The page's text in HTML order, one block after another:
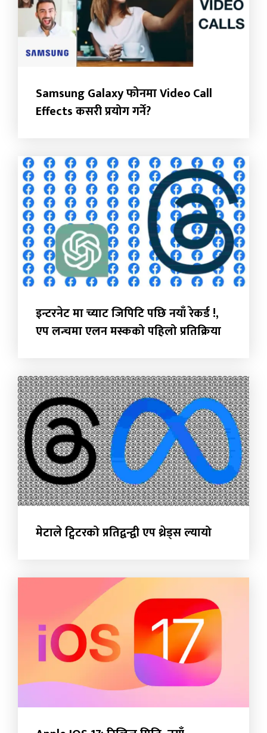
Samsung Galaxy फोनमा Video Call
Effects कसरी प्रयोग गर्ने?
इन्टरनेट मा च्याट जिपिटि पछि नयाँ रेकर्ड !,
एप लन्चमा एलन मस्कको पहिलो प्रतिक्रिया
मेटाले ट्विटरको प्रतिद्वन्द्वी एप थ्रेड्स ल्यायो